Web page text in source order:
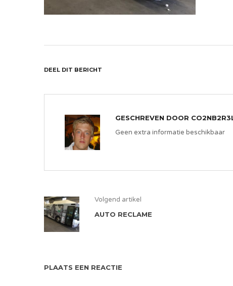
DEEL DIT BERICHT
GESCHREVEN DOOR
Geen extra informatie beschikbaar
Volgend artikel
AUTO RECLAME
PLAATS EEN REACTIE